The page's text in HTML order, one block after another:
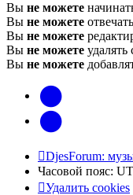
Вы не можете
Вы не можете
Вы не можете
Вы не можете
Вы не можете
vk
Telegram
DjesForum:
Часовой пояс:
Удалить cookies